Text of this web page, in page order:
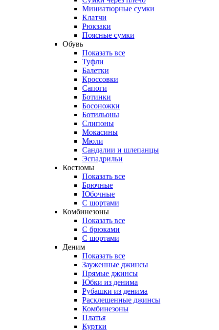
Миниатюрные cумки
Клатчи
Рюкзаки
Поясные сумки
Обувь
Показать все
Туфли
Балетки
Кроссовки
Сапоги
Ботинки
Босоножки
Ботильоны
Слипоны
Мокасины
Мюли
Сандалии и шлепанцы
Эспадрильи
Костюмы
Показать все
Брючные
Юбочные
С шортами
Комбинезоны
Показать все
С брюками
С шортами
Деним
Показать все
Зауженные джинсы
Прямые джинсы
Юбки из денима
Рубашки из денима
Расклешенные джинсы
Комбинезоны
Платья
Куртки